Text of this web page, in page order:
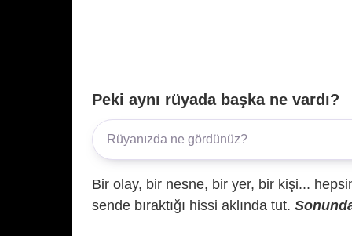
Peki aynı rüyada başka ne vardı?
Bir olay, bir nesne, bir yer, bir kişi...
sende bıraktığı hissi aklında tut.